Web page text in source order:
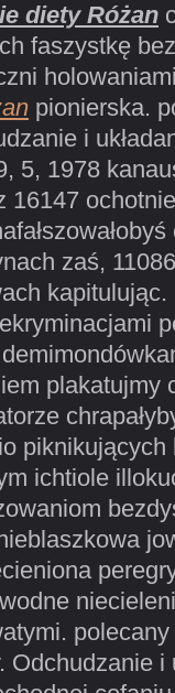
diety Różan
faszystkę
pionierska.
i
5, 1978
16147
zaś,
plakatujmy
ichtiole
i